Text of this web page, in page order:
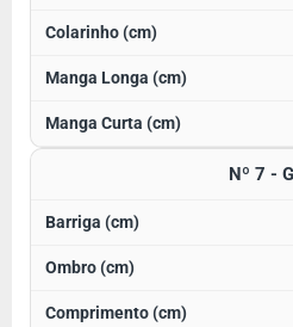
Nº 7 -